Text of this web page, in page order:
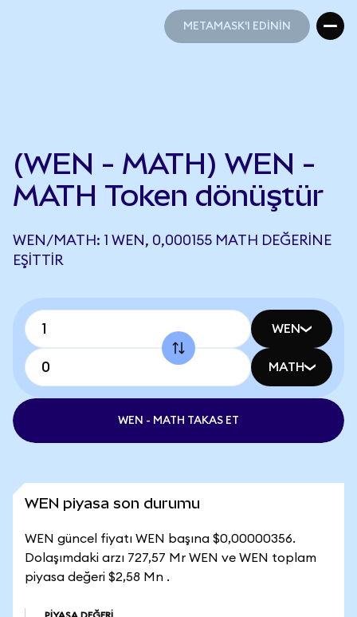
METAMASK'I EDİNİN
(WEN - MATH) WEN -
MATH Token dönüştür
WEN/MATH: 1 WEN, 0,000155 MATH DEĞERINE
EŞITTIR
WEN
MATH
WEN - MATH TAKAS ET
WEN piyasa son durumu
WEN güncel fiyatı WEN başına $0,00000356.
Dolaşımdaki arzı 727,57 Mr WEN ve WEN toplam
piyasa değeri $2,58 Mn .